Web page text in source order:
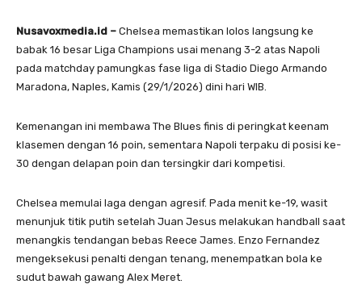
Nusavoxmedia.id – Chelsea memastikan lolos langsung ke
babak 16 besar Liga Champions usai menang 3-2 atas Napoli
pada matchday pamungkas fase liga di Stadio Diego Armando
Maradona, Naples, Kamis (29/1/2026) dini hari WIB.
Kemenangan ini membawa The Blues finis di peringkat keenam
klasemen dengan 16 poin, sementara Napoli terpaku di posisi ke-
30 dengan delapan poin dan tersingkir dari kompetisi.
Chelsea memulai laga dengan agresif. Pada menit ke-19, wasit
menunjuk titik putih setelah Juan Jesus melakukan handball saat
menangkis tendangan bebas Reece James. Enzo Fernandez
mengeksekusi penalti dengan tenang, menempatkan bola ke
sudut bawah gawang Alex Meret.